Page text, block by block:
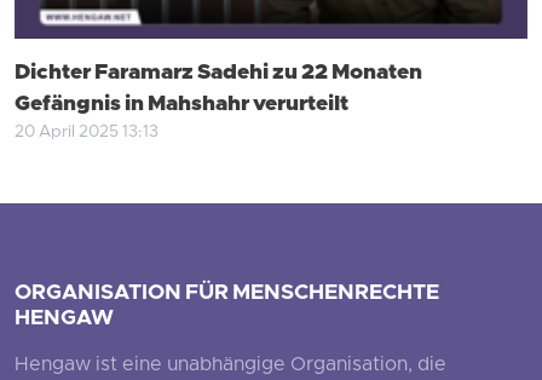
Dichter Faramarz Sadehi zu 22 Monaten
Gefängnis in Mahshahr verurteilt
20 April 2025 13:13
ORGANISATION FÜR MENSCHENRECHTE
HENGAW
Hengaw ist eine unabhängige Organisation, die